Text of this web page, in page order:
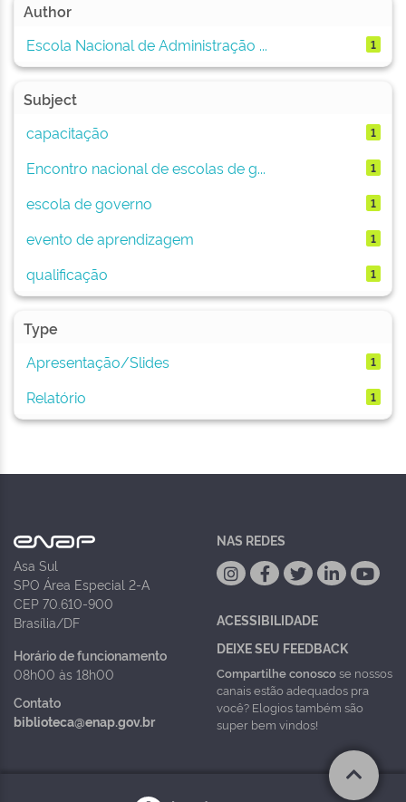
Author
Escola Nacional de Administração ...
1
Subject
capacitação
1
Encontro nacional de escolas de g... 1
escola de governo 1
evento de aprendizagem 1
qualificação 1
Type
Apresentação/Slides
1
Relatório 1
Asa Sul
SPO Área Especial 2-A
CEP 70.610-900
Brasília/DF
Horário de funcionamento
08h00 às 18h00
Contato
biblioteca@enap.gov.br
NAS REDES
ACESSIBILIDADE
DEIXE SEU FEEDBACK
Compartilhe conoscose nossos
canais estão adequados pra
você? Elogios também são
super bem vindos!